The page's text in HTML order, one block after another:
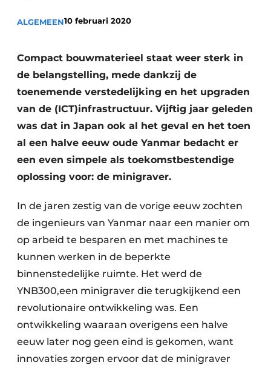
ALGEMEEN10 februari 2020
Compact bouwmaterieel staat weer sterk in
de belangstelling, mede dankzij de
toenemende verstedelijking en het upgraden
van de (ICT)infrastructuur. Vijftig jaar geleden
was dat in Japan ook al het geval en het toen
al een halve eeuw oude Yanmar bedacht er
een even simpele als toekomstbestendige
oplossing voor: de minigraver.
In de jaren zestig van de vorige eeuw zochten
de ingenieurs van Yanmar naar een manier om
op arbeid te besparen en met machines te
kunnen werken in de beperkte
binnenstedelijke ruimte. Het werd de
YNB300,een minigraver die terugkijkend een
revolutionaire ontwikkeling was. Een
ontwikkeling waaraan overigens een halve
eeuw later nog geen eind is gekomen, want
innovaties zorgen ervoor dat de minigraver